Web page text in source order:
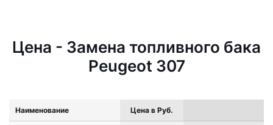
Цена - Замена топливного бака
Peugeot 307
Наименование Цена в Руб.